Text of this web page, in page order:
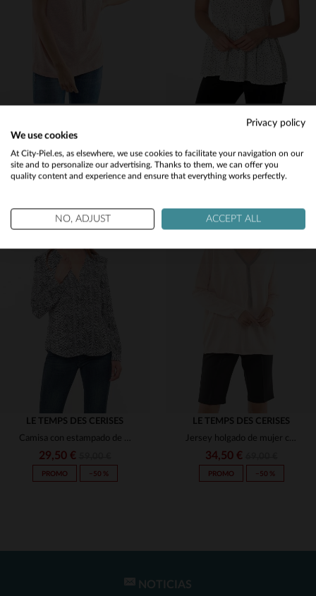
PROMO −50 %
Camiseta de mujer blanca fluida con lunares
PROMO −50 %
TALLAS DISPONIBLES
LE TEMPS DES CERISES
Camisa con estampado de serpiente
29,50 €
PROMO −50 %
TALLAS DISPONIBLES
LE TEMPS DES CERISES
Jersey holgado de mujer con escote en pico
34,50 €
PROMO −50 %
NOTICIAS
Would you like to be redirected to our English site?
No
Yes
Privacy policy
We use cookies
At City-Piel.es, as elsewhere, we use cookies to facilitate your navigation on our
site and to personalize our advertising. Thanks to them, we can offer you
quality content and experience and ensure that everything works perfectly.
NO, ADJUST ACCEPT ALL